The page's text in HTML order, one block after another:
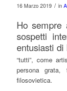
16 Marzo 2019 / in
Ho sempre
sospetti
entusiasti di
“tutti”, come
persona grata,
filosovietica.